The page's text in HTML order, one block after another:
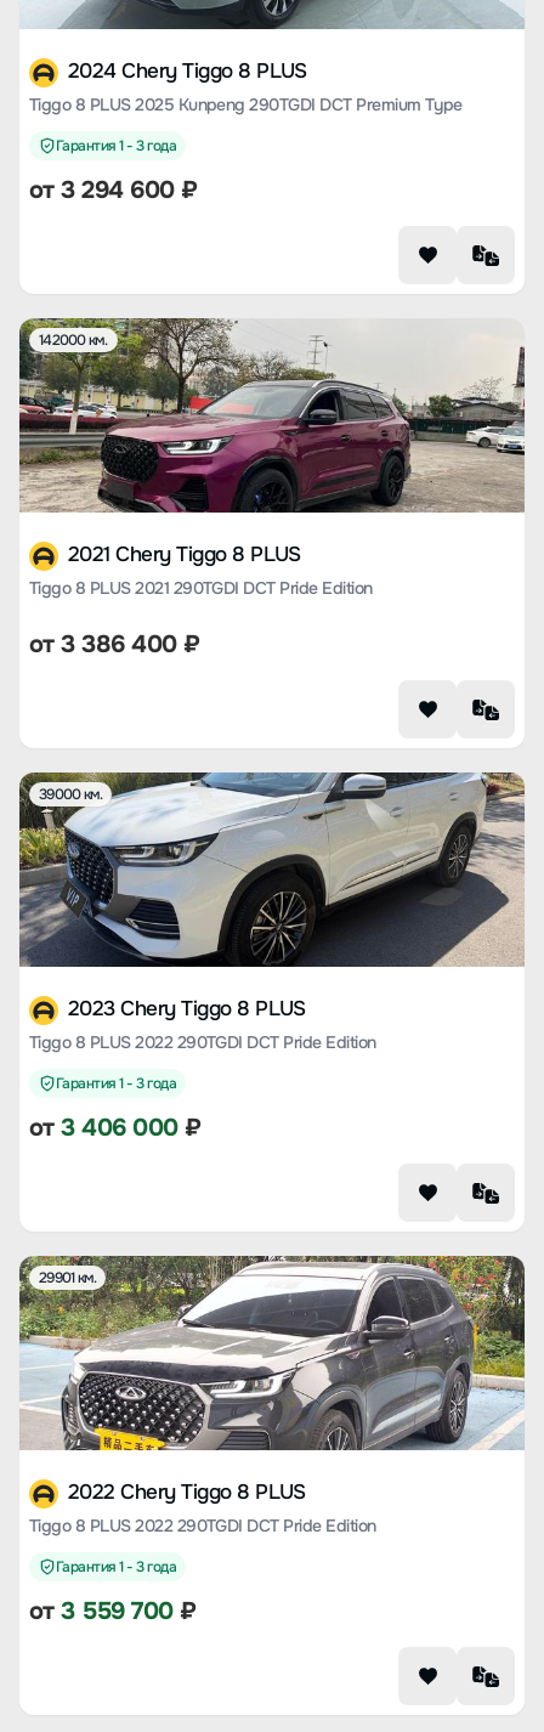
2024 Chery Tiggo 8 PLUS
Tiggo 8 PLUS 2025 Kunpeng 290TGDI DCT Premium Type
Гарантия 1 - 3 года
от3 294 600₽
142000 км.
2021 Chery Tiggo 8 PLUS
Tiggo 8 PLUS 2021 290TGDI DCT Pride Edition
от3 386 400₽
39000 км.
2023 Chery Tiggo 8 PLUS
Tiggo 8 PLUS 2022 290TGDI DCT Pride Edition
Гарантия 1 - 3 года
от3 406 000₽
29901 км.
2022 Chery Tiggo 8 PLUS
Tiggo 8 PLUS 2022 290TGDI DCT Pride Edition
Гарантия 1 - 3 года
от3 559 700₽